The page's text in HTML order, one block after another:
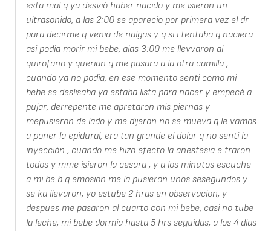
esta mal q ya desvió haber nacido y me isieron un
ultrasonido, a las 2:00 se aparecio por primera vez el dr
para decirme q venia de nalgas y q si i tentaba q naciera
asi podia morir mi bebe, alas 3:00 me llevvaron al
quirofano y querian q me pasara a la otra camilla ,
cuando ya no podia, en ese momento senti como mi
bebe se deslisaba ya estaba lista para nacer y empecé a
pujar, derrepente me apretaron mis piernas y
mepusieron de lado y me dijeron no se mueva q le vamos
a poner la epidural, era tan grande el dolor q no senti la
inyección , cuando me hizo efecto la anestesia e traron
todos y mme isieron la cesara , y a los minutos escuche
a mi be b q emosion me la pusieron unos sesegundos y
se ka llevaron, yo estube 2 hras en observacion, y
despues me pasaron al cuarto con mi bebe, casi no tube
la leche, mi bebe dormia hasta 5 hrs seguidas, a los 4 dias